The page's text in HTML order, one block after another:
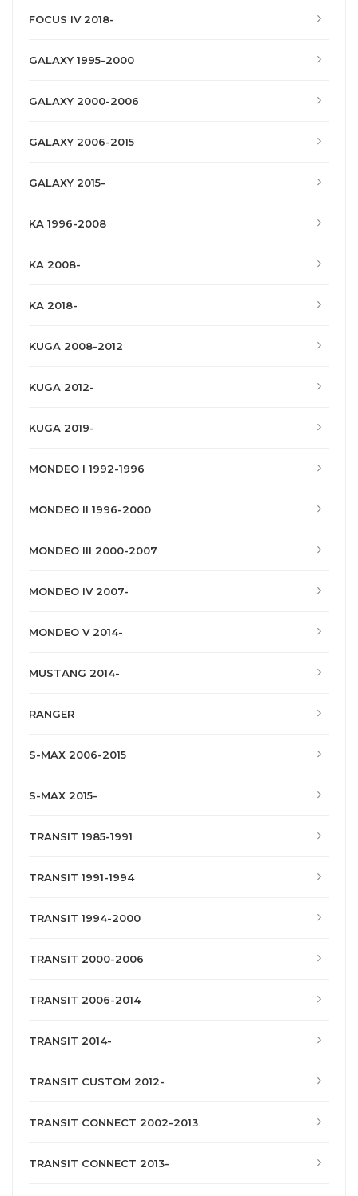
FOCUS IV 2018-
GALAXY 1995-2000
GALAXY 2000-2006
GALAXY 2006-2015
GALAXY 2015-
KA 1996-2008
KA 2008-
KA 2018-
KUGA 2008-2012
KUGA 2012-
KUGA 2019-
MONDEO I 1992-1996
MONDEO II 1996-2000
MONDEO III 2000-2007
MONDEO IV 2007-
MONDEO V 2014-
MUSTANG 2014-
RANGER
S-MAX 2006-2015
S-MAX 2015-
TRANSIT 1985-1991
TRANSIT 1991-1994
TRANSIT 1994-2000
TRANSIT 2000-2006
TRANSIT 2006-2014
TRANSIT 2014-
TRANSIT CUSTOM 2012-
TRANSIT CONNECT 2002-2013
TRANSIT CONNECT 2013-